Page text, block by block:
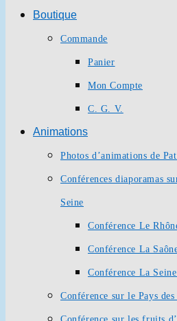
Boutique
Commande
Panier
Mon Compte
C. G. V.
Animations
Photos d’animations de
Conférences diaporamas
Seine
Conférence Le
Conférence La
Conférence La
Conférence sur le Pays